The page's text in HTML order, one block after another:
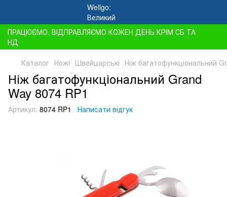
ПРАЦЮЄМО. ВІДПРАВЛЯЄМО КОЖЕН ДЕНЬ КРІМ СБ ТА
НД
Каталог Ножі Швейцарські Ніж багатофункціональний
Ніж багатофункціональний Grand
Way 8074 RP1
Артикул: 8074 RP1 Написати відгук